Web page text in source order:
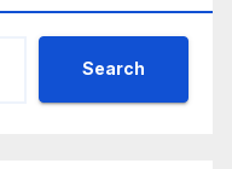
Search